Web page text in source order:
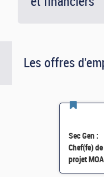
Les offres
Sec Gen :
Chef(fe) de
projet MOA
Innovation